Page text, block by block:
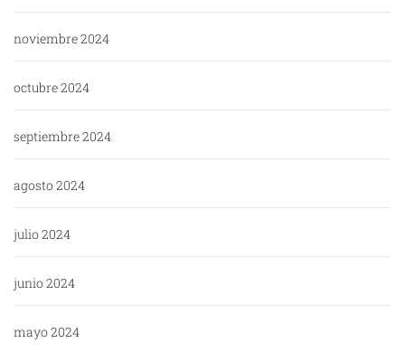
noviembre 2024
octubre 2024
septiembre 2024
agosto 2024
julio 2024
junio 2024
mayo 2024